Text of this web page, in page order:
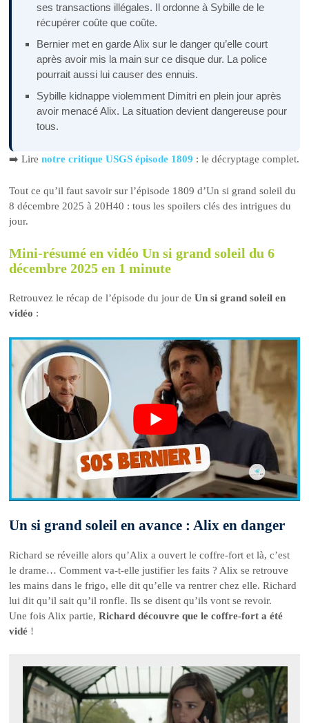
ses transactions illégales. Il ordonne à Sybille de le
récupérer coûte que coûte.
Bernier met en garde Alix sur le danger qu’elle court
après avoir mis la main sur ce disque dur. La police
pourrait aussi lui causer des ennuis.
Sybille kidnappe violemment Dimitri en plein jour après
avoir menacé Alix. La situation devient dangereuse pour
tous.
➡️ Lirenotre critique USGS épisode 1809 : le décryptage complet.
Tout ce qu’il faut savoir sur l’épisode 1809 d’Un si grand soleil du
8 décembre 2025 à 20H40 : tous les spoilers clés des intrigues du
jour.
Mini-résumé en vidéo Un si grand soleil du 6
décembre 2025 en 1 minute
Retrouvez le récap de l’épisode du jour deUn si grand soleil en
vidéo :
Un si grand soleil en avance : Alix en danger
Richard se réveille alors qu’Alix a ouvert le coffre-fort et là, c’est
le drame… Comment va-t-elle justifier les faits ? Alix se retrouve
les mains dans le frigo, elle dit qu’elle va rentrer chez elle. Richard
lui dit qu’il sait qu’il ronfle. Ils se disent qu’ils vont se revoir.
Une fois Alix partie,Richard découvre que le coffre-fort a été
vidé !